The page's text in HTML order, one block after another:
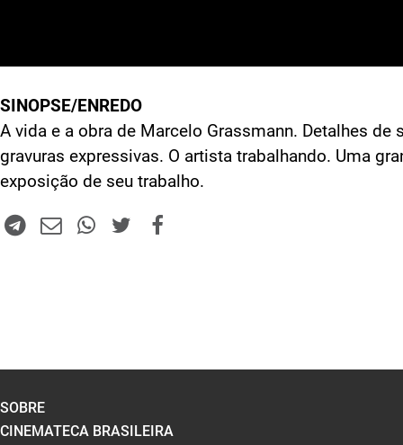
SINOPSE/ENREDO
A vida e a obra de Marcelo Grassmann. Detalhes de
gravuras expressivas. O artista trabalhando. Uma
exposição de seu trabalho.
SOBRE
CINEMATECA BRASILEIRA